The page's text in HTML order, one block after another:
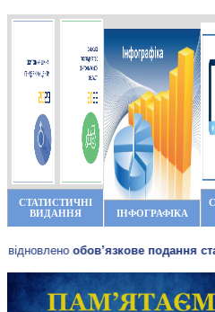
СТАТИСТИЧНІ
ВИДАННЯ
ІНФОГРАФІКА
обов’язкове подання